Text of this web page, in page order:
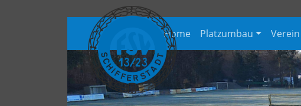
Home Platzumbau Verein